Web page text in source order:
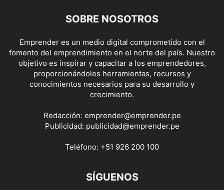
SOBRE NOSOTROS
Emprender es un medio digital comprometido con el
fomento del emprendimiento en el norte del país. Nuestro
objetivo es inspirar y capacitar a los emprendedores,
proporcionándoles herramientas, recursos y
conocimientos necesarios para su desarrollo y
crecimiento.
Redacción: emprender@emprender.pe
Publicidad: publicidad@emprender.pe
Teléfono: +51 926 200 100
SÍGUENOS